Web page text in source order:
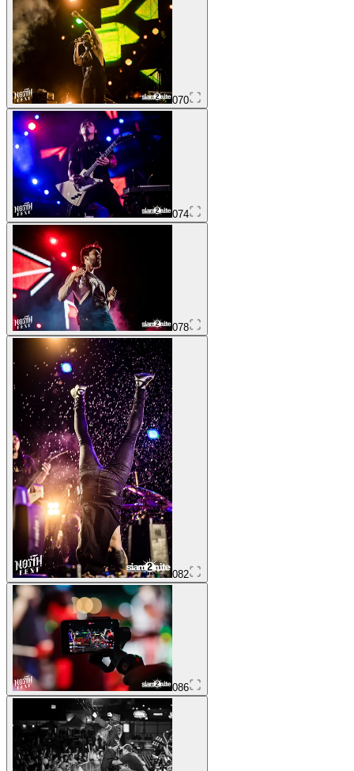
070
074
078
082
086